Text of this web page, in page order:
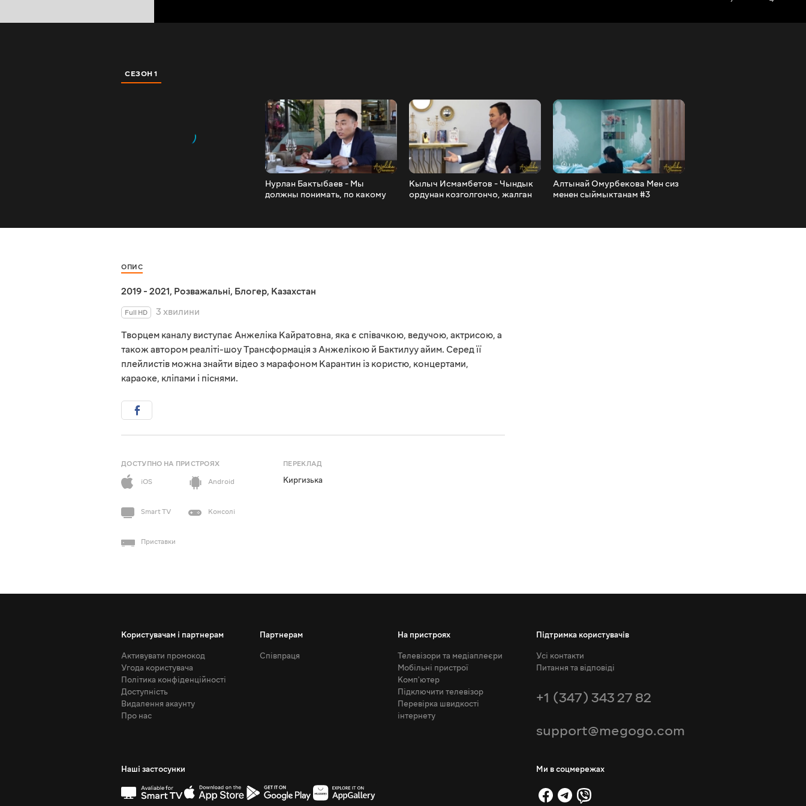
СЕЗОН 1
Нурлан Бактыбаев - Мы
должны понимать, по какому
Кылыч Исмамбетов - Чындык
ордунан козголгончо, жалган
Алтынай Омурбекова Мен сиз
менен сыймыктанам #3
ОПИС
2019 - 2021, Розважальні, Блогер, Казахстан
Full HD
3 хвилини
Творцем каналу виступає Анжеліка Кайратовна, яка є співачкою, ведучою, актрисою, а
також автором реаліті-шоу Трансформація з Анжелікою й Бактилуу айим. Серед її
плейлистів можна знайти відео з марафоном Карантин із користю, концертами,
караоке, кліпами і піснями.
ДОСТУПНО НА ПРИСТРОЯХ
iOS
Android
Smart TV Консолі
Приставки
ПЕРЕКЛАД
Киргизька
Користувачам і партнерам
Активувати промокод
Угода користувача
Політика конфіденційності
Доступність
Видалення акаунту
Про нас
Партнерам
Співпраця
На пристроях
Телевізори та медіаплеєри
Мобільні пристрої
Комп'ютер
Підключити телевізор
Перевірка швидкості
інтернету
Підтримка користувачів
Усі контакти
Питання та відповіді
+1 (347) 343 27 82
support@megogo.com
Наші застосунки Ми в соцмережах